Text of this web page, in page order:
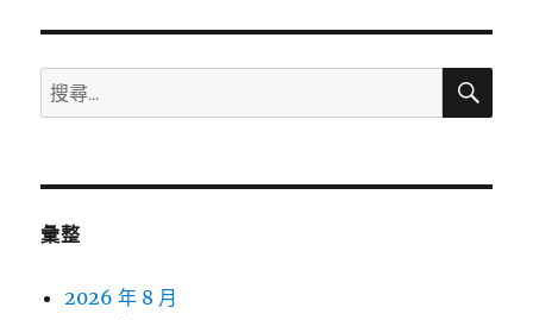
搜
尋
鍵
搜
彙整
2026 年 8 月